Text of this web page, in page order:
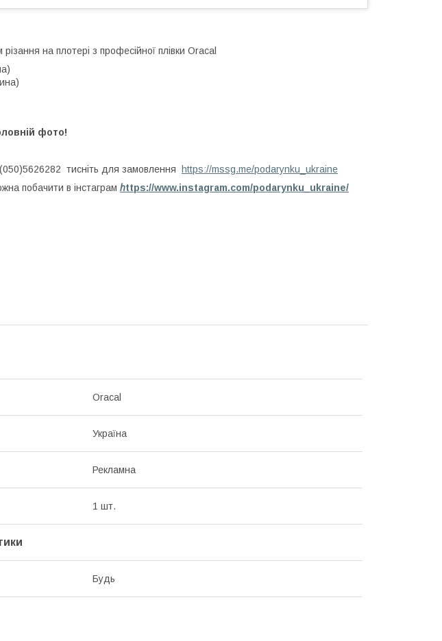
на плотері з професійної плівки Oracal
фото!
тисніть для замовлення
https://mssg.me/podarynku_ukraine
побачити в інстаграм https://www.instagram.com/podarynku_ukraine/
Oracal
Україна
Рекламна
1 шт.
Будь